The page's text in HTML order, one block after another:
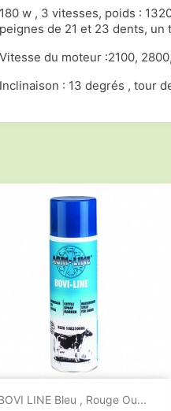
180 w , 3 vitesses, poids :
peignes de 21 et 23 dents,
Vitesse du moteur :2100,
Inclinaison : 13 degrés , tour
LINE Bleu , Rouge Ou...
Aperçu rapide